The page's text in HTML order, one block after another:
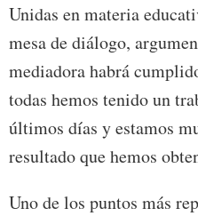
Unidas en materia
mesa de diálogo,
mediadora habrá
todas hemos tenido un
últimos días y estamos
resultado que hemos
Uno de los puntos más